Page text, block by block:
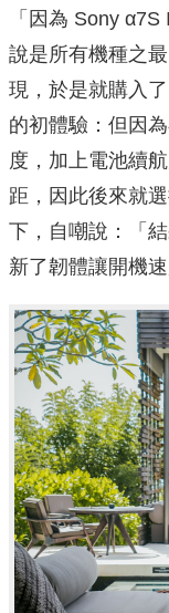
「因為 Sony
說是所有機種之
現，於是就購入
的初體驗：但因
度，加上電池續
距，因此後來就
下，自嘲說：「
新了韌體讓開機速